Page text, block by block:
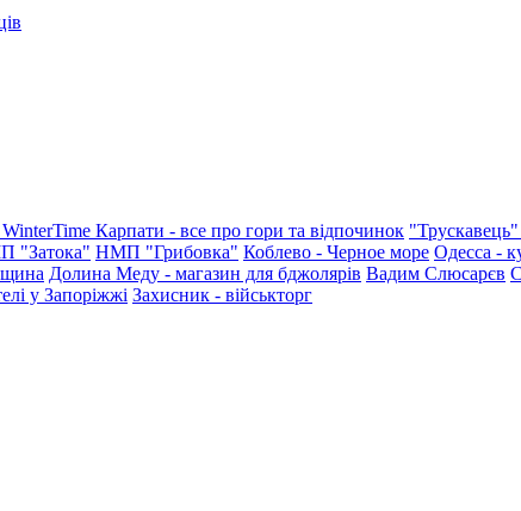
Карпати - все про гори та відпочинок "Трускавець"
"Затока" НМП "Грибовка" Коблево - Черное море Одесса -
Долина Меду - магазин для бджолярів Вадим Слюсарєв
у Запоріжжі Захисник - військторг